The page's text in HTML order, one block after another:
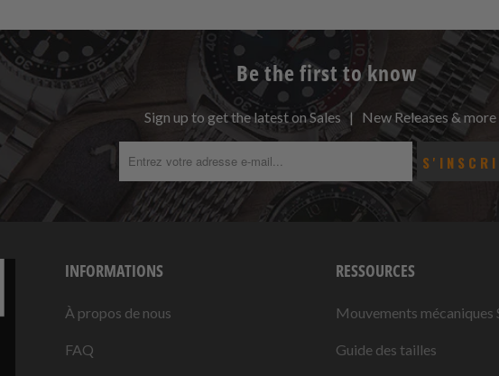
Be the first to know
Sign up to get the latest on Sales | New Releases & more
INFORMATIONS
À propos de nous
FAQ
RESSOURCES
Mouvements mécaniques
Guide des tailles